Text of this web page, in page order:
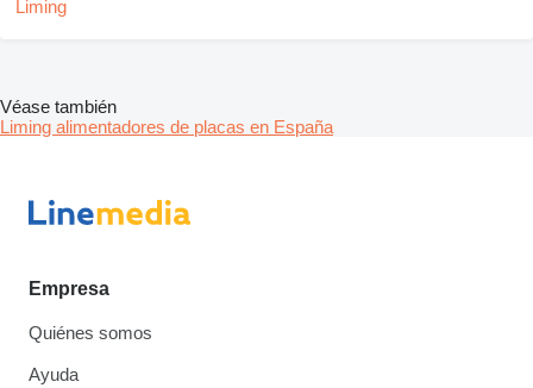
Véase también
Liming alimentadores de placas en España
Empresa
Quiénes somos
Ayuda